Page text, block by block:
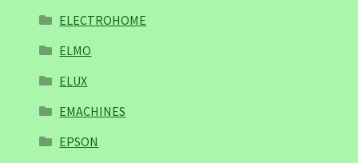
ELECTROHOME
ELMO
ELUX
EMACHINES
EPSON